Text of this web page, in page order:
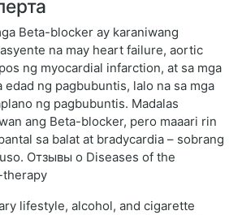
Beta-blocker ay karaniwang
na may heart failure, aortic
ng myocardial infarction, at sa mga
edad ng pagbubuntis, lalo na sa mga
ng pagbubuntis. Madalas
ang Beta-blocker, pero maaari rin
sa balat at bradycardia – sobrang
Отзывы о Diseases of the
lifestyle, alcohol, and cigarette